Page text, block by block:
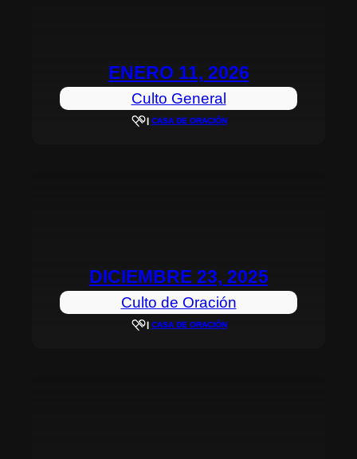
ENERO 11, 2026
Culto General
| CASA DE ORACIÓN
DICIEMBRE 23, 2025
Culto de Oración
| CASA DE ORACIÓN